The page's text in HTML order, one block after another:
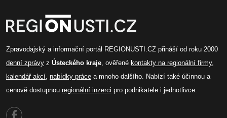
Zpravodajský a informační portál REGIONUSTI.CZ přináší od roku 2000
denní zprávy z Ústeckého kraje, ověřené kontakty na regionální firmy,
kalendář akcí, nabídky práce a mnoho dalšího. Nabízí také účinnou a
cenově dostupnou regionální inzerci pro podnikatele i jednotlivce.